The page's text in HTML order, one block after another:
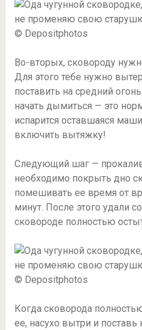
© Depositphotos
Во-вторых, сковороду
Для этого тебе нужно
поставить на средний
начать дымиться — это
испарится оставшаяся
включить вытяжку!
Следующий шаг —
необходимо покрыть дно
помешивать ее время от
минут. После этого удали
сковороде полностью
© Depositphotos
Когда сковорода
ее, насухо вытри и поставь